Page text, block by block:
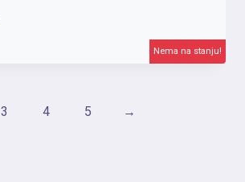
Nema na stanju!
3 4 5 →